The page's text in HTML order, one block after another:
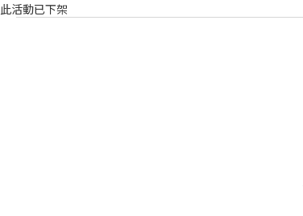
此活動已下架